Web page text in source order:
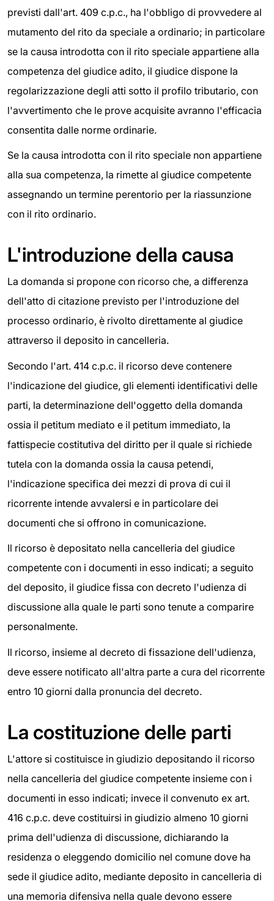
previsti dall'art. 409 c.p.c., ha l'obbligo di provvedere al
mutamento del rito da speciale a ordinario; in particolare
se la causa introdotta con il rito speciale appartiene alla
competenza del giudice adito, il giudice dispone la
regolarizzazione degli atti sotto il profilo tributario, con
l'avvertimento che le prove acquisite avranno l'efficacia
consentita dalle norme ordinarie.
Se la causa introdotta con il rito speciale non appartiene
alla sua competenza, la rimette al giudice competente
assegnando un termine perentorio per la riassunzione
con il rito ordinario.
L'introduzione della causa
La domanda si propone con ricorso che, a differenza
dell'atto di citazione previsto per l'introduzione del
processo ordinario, è rivolto direttamente al giudice
attraverso il deposito in cancelleria.
Secondo l'art. 414 c.p.c. il ricorso deve contenere
l'indicazione del giudice, gli elementi identificativi delle
parti, la determinazione dell'oggetto della domanda
ossia il petitum mediato e il petitum immediato, la
fattispecie costitutiva del diritto per il quale si richiede
tutela con la domanda ossia la causa petendi,
l'indicazione specifica dei mezzi di prova di cui il
ricorrente intende avvalersi e in particolare dei
documenti che si offrono in comunicazione.
Il ricorso è depositato nella cancelleria del giudice
competente con i documenti in esso indicati; a seguito
del deposito, il giudice fissa con decreto l'udienza di
discussione alla quale le parti sono tenute a comparire
personalmente.
Il ricorso, insieme al decreto di fissazione dell'udienza,
deve essere notificato all'altra parte a cura del ricorrente
entro 10 giorni dalla pronuncia del decreto.
La costituzione delle parti
L'attore si costituisce in giudizio depositando il ricorso
nella cancelleria del giudice competente insieme con i
documenti in esso indicati; invece il convenuto ex art.
416 c.p.c. deve costituirsi in giudizio almeno 10 giorni
prima dell'udienza di discussione, dichiarando la
residenza o eleggendo domicilio nel comune dove ha
sede il giudice adito, mediante deposito in cancelleria di
una memoria difensiva nella quale devono essere